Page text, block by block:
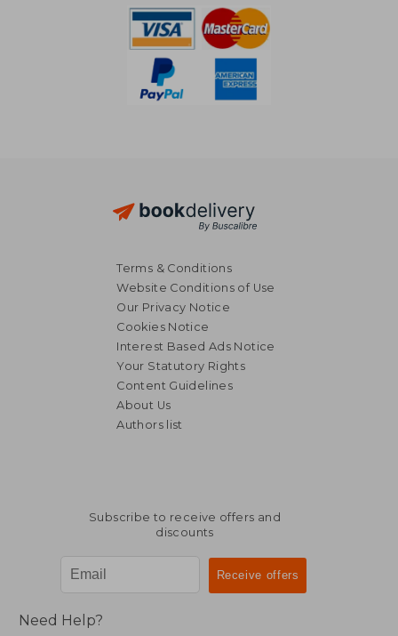
Terms & Conditions
Website Conditions of Use
Our Privacy Notice
Cookies Notice
Interest Based Ads Notice
Your Statutory Rights
Content Guidelines
About Us
Authors list
Subscribe to receive offers and
discounts
Need Help?